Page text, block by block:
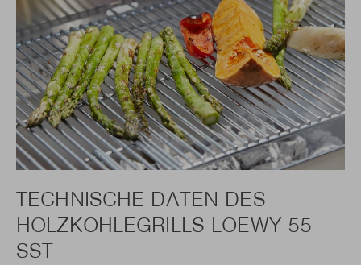
TECHNISCHE DATEN DES
HOLZKOHLEGRILLS LOEWY 55
SST